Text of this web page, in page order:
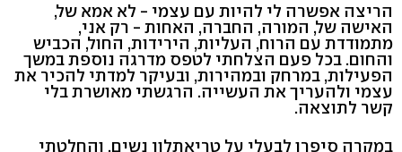
הריצה אפשרה לי להיות עם עצמי - לא אמא של,
האישה של, המורה, החברה, האחות - רק אני,
מתמודדת עם הרוח, העליות, הירידות, החול, הכביש
והחום. בכל פעם הצלחתי לטפס מדרגה נוספת במשך
הפעילות, במרחק ובמהירות, ובעיקר למדתי להכיר את
עצמי ולהעריך את העשייה. הרגשתי מאושרת בלי
קשר לתוצאה.
במקרה סיפרו לבעלי על טריאתלון נשים, והחלטתי